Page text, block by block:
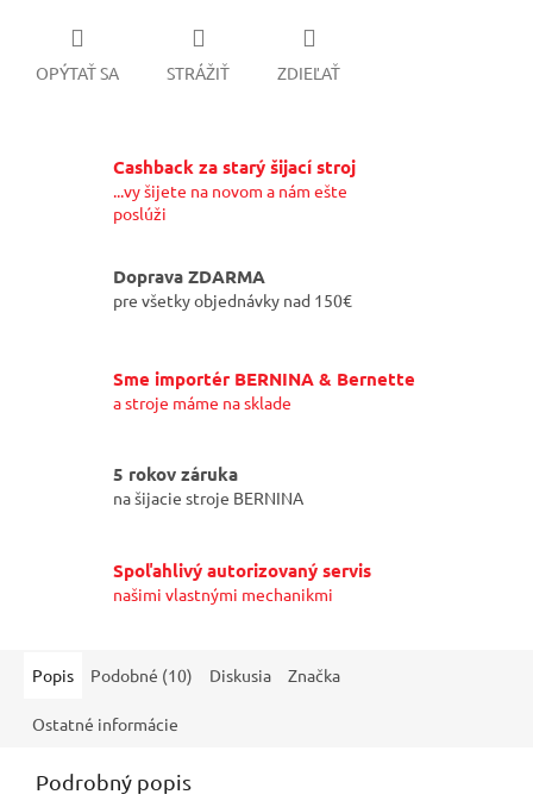
OPÝTAŤ SA STRÁŽIŤ ZDIEĽAŤ
Cashback za starý šijací stroj
...vy šijete na novom a nám ešte
poslúži
Doprava ZDARMA
pre všetky objednávky nad 150€
Sme importér BERNINA & Bernette
a stroje máme na sklade
5 rokov záruka
na šijacie stroje BERNINA
Spoľahlivý autorizovaný servis
našimi vlastnými mechanikmi
Popis Podobné (10) Diskusia Značka
Ostatné informácie
Podrobný popis